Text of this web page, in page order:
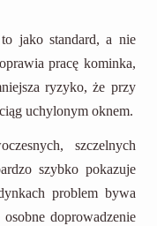
jako standard, a nie
pracę kominka,
ryzyko, że przy
uchylonym oknem.
szczelnych
szybko pokazuje
problem bywa
doprowadzenie